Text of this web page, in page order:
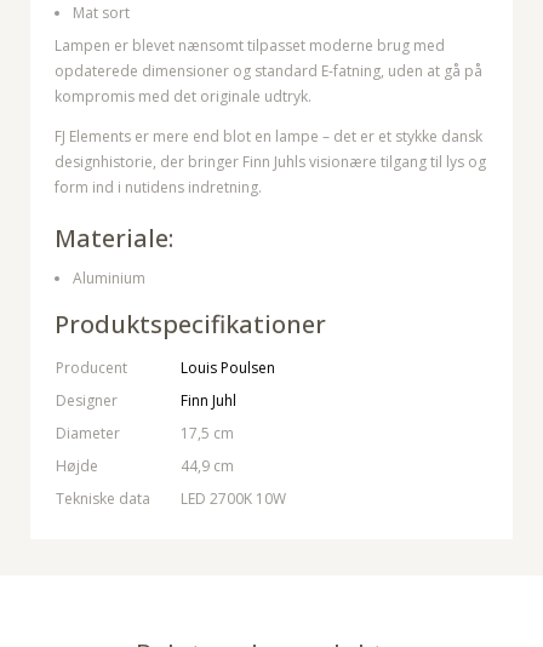
Mat sort
Lampen er blevet nænsomt tilpasset moderne brug med
opdaterede dimensioner og standard E-fatning, uden at gå på
kompromis med det originale udtryk.
FJ Elements er mere end blot en lampe – det er et stykke dansk
designhistorie, der bringer Finn Juhls visionære tilgang til lys og
form ind i nutidens indretning.
Materiale:
Aluminium
Produktspecifikationer
Producent
Louis Poulsen
Designer
Finn Juhl
Diameter
17,5 cm
Højde
44,9 cm
Tekniske data
LED 2700K 10W